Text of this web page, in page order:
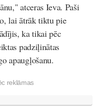
atceras Ieva. Paši
lai ātrāk tiktu pie
ka tikai pēc
padziļinātas
apaugļošanu.
reklāmas